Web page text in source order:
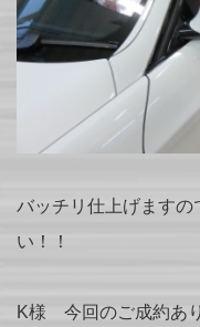
バッチリ仕上げますの
い！！
K様 今回のご成約あ